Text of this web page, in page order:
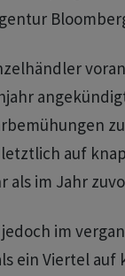
auf
als im Jahr
im
ein Viertel auf